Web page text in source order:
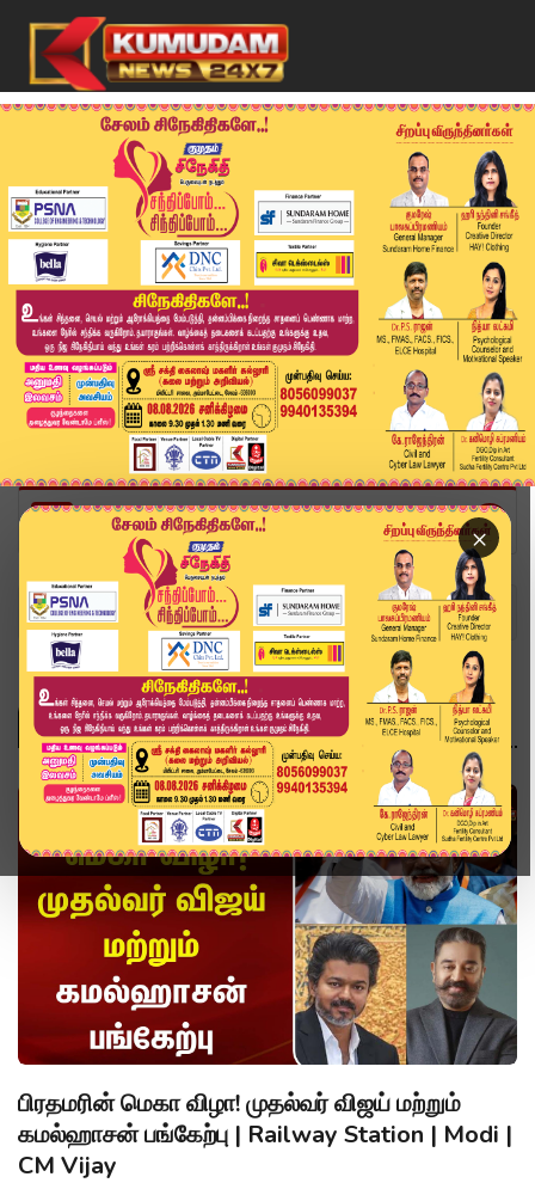
×
Home Topics Kamalhaasan
KAMALHAASAN
பிரதமரின் மெகா விழா! முதல்வர் விஜய் மற்றும்
கமல்ஹாசன் பங்கேற்பு | Railway Station | Modi |
CM Vijay